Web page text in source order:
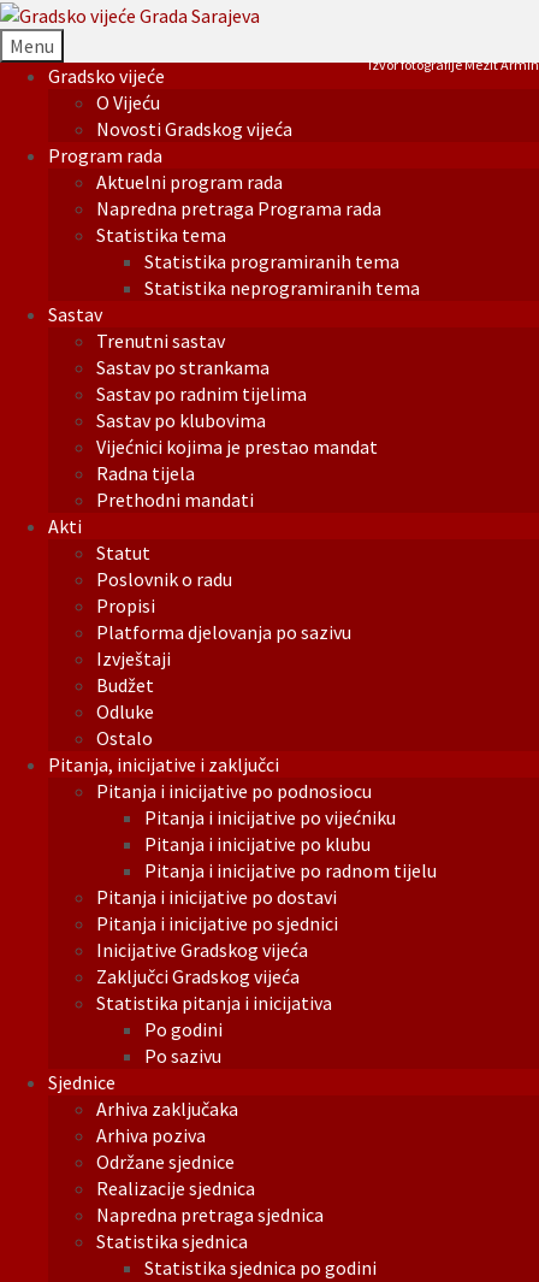
Menu
Gradsko vijeće
O Vijeću
Novosti Gradskog vijeća
Program rada
Aktuelni program rada
Napredna pretraga Programa rada
Statistika tema
Statistika programiranih tema
Statistika neprogramiranih tema
Sastav
Trenutni sastav
Sastav po strankama
Sastav po radnim tijelima
Sastav po klubovima
Vijećnici kojima je prestao mandat
Radna tijela
Prethodni mandati
Akti
Statut
Poslovnik o radu
Propisi
Platforma djelovanja po sazivu
Izvještaji
Budžet
Odluke
Ostalo
Pitanja, inicijative i zaključci
Pitanja i inicijative po podnosiocu
Pitanja i inicijative po vijećniku
Pitanja i inicijative po klubu
Pitanja i inicijative po radnom tijelu
Pitanja i inicijative po dostavi
Pitanja i inicijative po sjednici
Inicijative Gradskog vijeća
Zaključci Gradskog vijeća
Statistika pitanja i inicijativa
Po godini
Po sazivu
Sjednice
Arhiva zaključaka
Arhiva poziva
Održane sjednice
Realizacije sjednica
Napredna pretraga sjednica
Statistika sjednica
Statistika sjednica po godini
Izvor fotografije Mezit Armin